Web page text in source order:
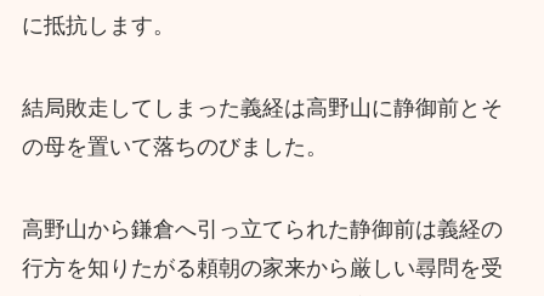
に抵抗します。
結局敗走してしまった義経は高野山に静御前とそ
の母を置いて落ちのびました。
高野山から鎌倉へ引っ立てられた静御前は義経の
行方を知りたがる頼朝の家来から厳しい尋問を受